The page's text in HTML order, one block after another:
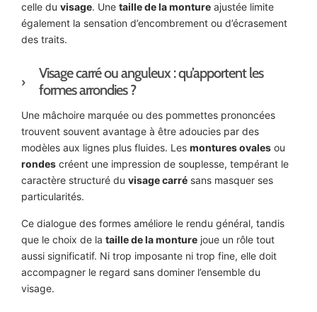
celle du visage. Une taille de la monture ajustée limite
également la sensation d’encombrement ou d’écrasement
des traits.
Visage carré ou anguleux : qu’apportent les
formes arrondies ?
Une mâchoire marquée ou des pommettes prononcées
trouvent souvent avantage à être adoucies par des
modèles aux lignes plus fluides. Les montures ovales ou
rondes créent une impression de souplesse, tempérant le
caractère structuré du visage carré sans masquer ses
particularités.
Ce dialogue des formes améliore le rendu général, tandis
que le choix de la taille de la monture joue un rôle tout
aussi significatif. Ni trop imposante ni trop fine, elle doit
accompagner le regard sans dominer l’ensemble du
visage.